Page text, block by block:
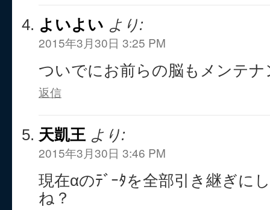
よいよい より:
2015年3月30日 3:25 PM
ついでにお前らの脳もメンテナ
返信
天凱王 より:
2015年3月30日 3:46 PM
現在αのﾃﾞｰﾀを全部引き継ぎに
ね？